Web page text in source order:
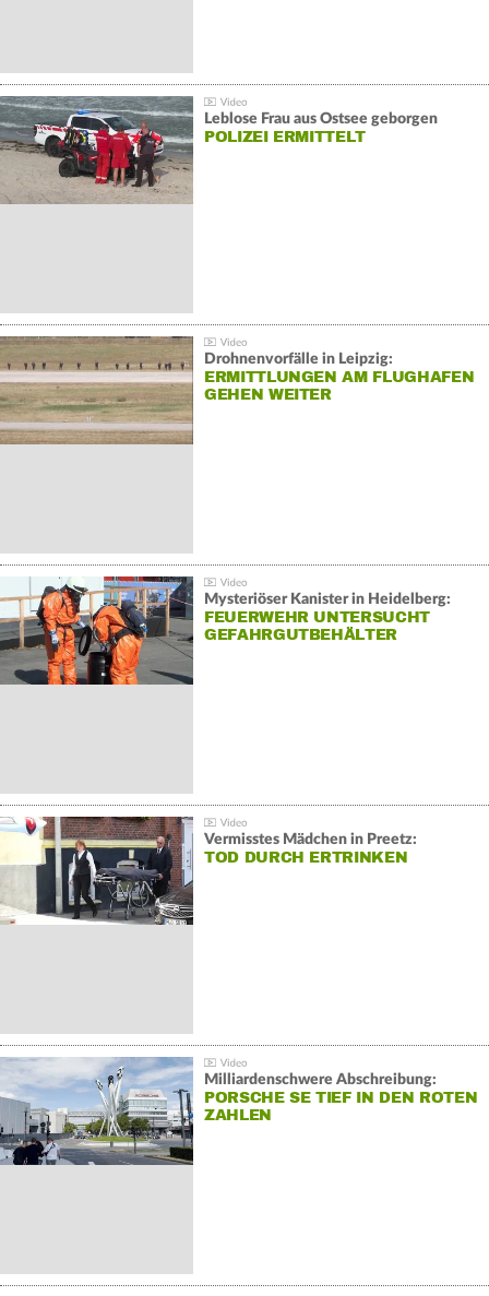
Leblose Frau aus Ostsee geborgen
POLIZEI ERMITTELT
Drohnenvorfälle in Leipzig:
ERMITTLUNGEN AM FLUGHAFEN
GEHEN WEITER
Mysteriöser Kanister in Heidelberg:
FEUERWEHR UNTERSUCHT
GEFAHRGUTBEHÄLTER
Vermisstes Mädchen in Preetz:
TOD DURCH ERTRINKEN
Milliardenschwere Abschreibung:
PORSCHE SE TIEF IN DEN ROTEN
ZAHLEN